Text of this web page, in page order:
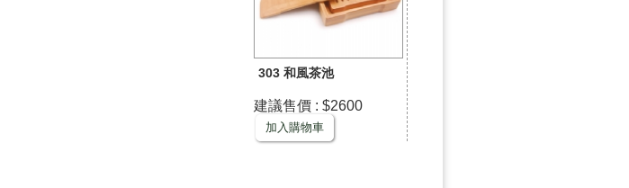
303 和風茶池
建議售價 : $2600
加入購物車